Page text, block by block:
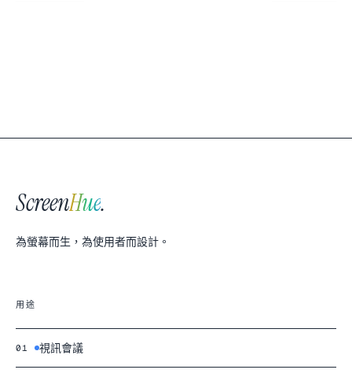
ScreenHue.
為螢幕而生，為使用者而設計。
用途
01 視訊會議